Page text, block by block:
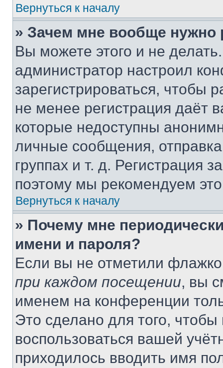
Вернуться к началу
» Зачем мне вообще нужно
Вы можете этого и не
администратор настроил
зарегистрироваться, чтобы
не менее регистрация даёт
которые недоступны
личные сообщения,
группах и т. д. Регистрация
поэтому мы рекомендуем
Вернуться к началу
» Почему мне
имени и пароля?
Если вы не отметили
при каждом посещении, вы
именем на конференции
Это сделано для того, чтобы
воспользоваться вашей
приходилось вводить имя